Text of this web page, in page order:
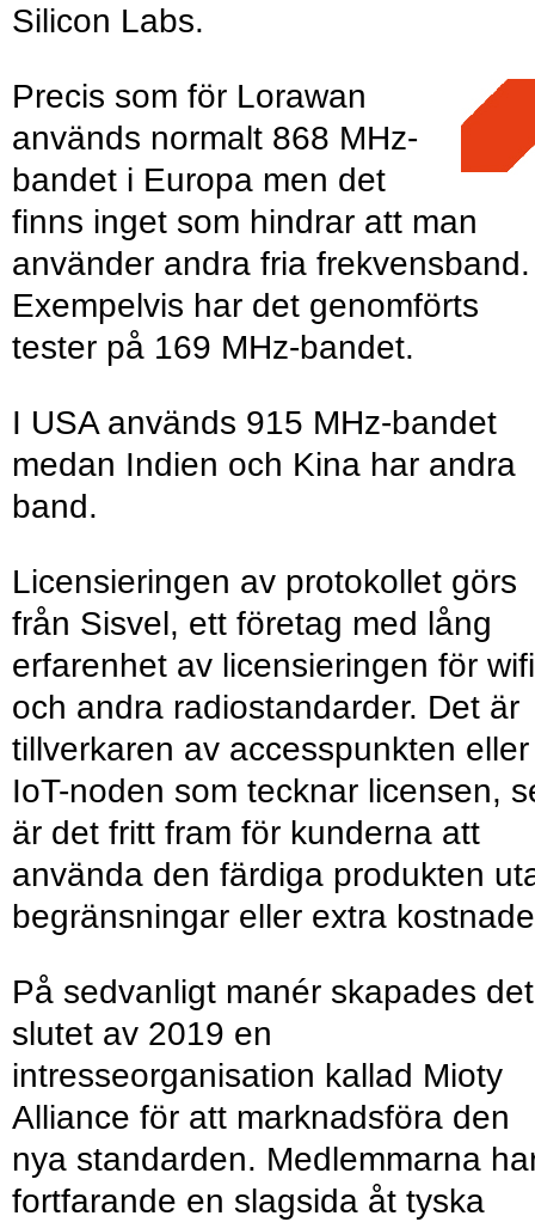
Silicon Labs.
Precis som för Lorawan
används normalt 868 MHz-
bandet i Europa men det
finns inget som hindrar att man
använder andra fria frekvensband.
Exempelvis har det genomförts
tester på 169 MHz-bandet.
I USA används 915 MHz-bandet
medan Indien och Kina har andra
band.
Licensieringen av protokollet görs
från Sisvel, ett företag med lång
erfarenhet av licensieringen för wifi
och andra radiostandarder. Det är
tillverkaren av accesspunkten eller
IoT-noden som tecknar licensen,
är det fritt fram för kunderna att
använda den färdiga produkten
begränsningar eller extra
På sedvanligt manér skapades
slutet av 2019 en
intresseorganisation kallad Mioty
Alliance för att marknadsföra den
nya standarden. Medlemmar­na
fortfarande en slagsida åt tyska